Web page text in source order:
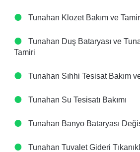
Tunahan Klozet Bakım ve
Tunahan Duş Bataryası ve
Tamiri
Tunahan Sıhhi Tesisat Bakım
Tunahan Su Tesisatı Bakımı
Tunahan Banyo Bataryası
Tunahan Tuvalet Gideri